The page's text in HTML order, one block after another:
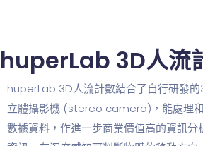
huperLab 3D人流
huperLab 3D人流計數結合了自行研發
立體攝影機 (stereo camera)，能處理
數據資料，作進一步商業價值高的資訊